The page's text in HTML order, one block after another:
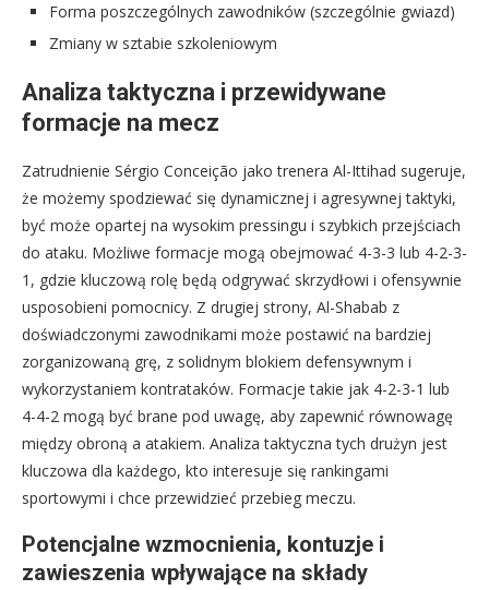
Forma poszczególnych zawodników (szczególnie gwiazd)
Zmiany w sztabie szkoleniowym
Analiza taktyczna i przewidywane
formacje na mecz
Zatrudnienie Sérgio Conceição jako trenera Al-Ittihad sugeruje,
że możemy spodziewać się dynamicznej i agresywnej taktyki,
być może opartej na wysokim pressingu i szybkich przejściach
do ataku. Możliwe formacje mogą obejmować 4-3-3 lub 4-2-3-
1, gdzie kluczową rolę będą odgrywać skrzydłowi i ofensywnie
usposobieni pomocnicy. Z drugiej strony, Al-Shabab z
doświadczonymi zawodnikami może postawić na bardziej
zorganizowaną grę, z solidnym blokiem defensywnym i
wykorzystaniem kontrataków. Formacje takie jak 4-2-3-1 lub
4-4-2 mogą być brane pod uwagę, aby zapewnić równowagę
między obroną a atakiem. Analiza taktyczna tych drużyn jest
kluczowa dla każdego, kto interesuje się rankingami
sportowymi i chce przewidzieć przebieg meczu.
Potencjalne wzmocnienia, kontuzje i
zawieszenia wpływające na składy